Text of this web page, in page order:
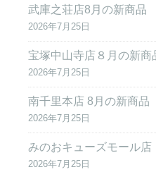
武庫之荘店8月の新商品
2026年7月25日
宝塚中山寺店８月の新商
2026年7月25日
南千里本店 8月の新商品
2026年7月25日
みのおキューズモール
2026年7月25日